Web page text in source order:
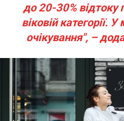
до 20-30% відтоку
віковій категорії.
очікування", –